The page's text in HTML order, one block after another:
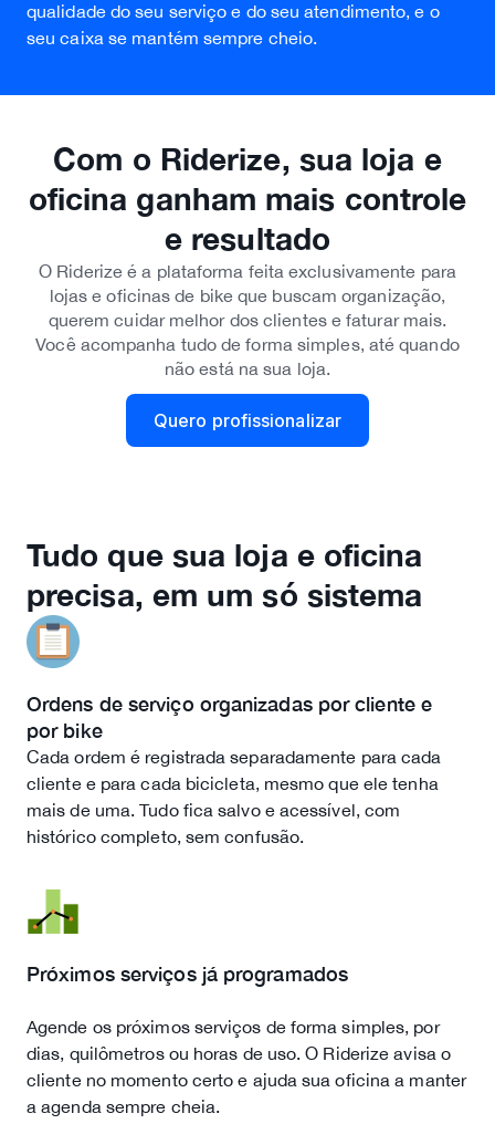
qualidade do seu serviço e do seu atendimento, e o
seu caixa se mantém sempre cheio.
Com o Riderize, sua loja e
oficina ganham mais controle
e resultado
O Riderize é a plataforma feita exclusivamente para
lojas e oficinas de bike que buscam organização,
querem cuidar melhor dos clientes e faturar mais.
Você acompanha tudo de forma simples, até quando
não está na sua loja.
Quero profissionalizar
Tudo que sua loja e oficina
precisa, em um só sistema
Ordens de serviço organizadas por cliente e
por bike
Cada ordem é registrada separadamente para cada
cliente e para cada bicicleta, mesmo que ele tenha
mais de uma. Tudo fica salvo e acessível, com
histórico completo, sem confusão.
Próximos serviços já programados
Agende os próximos serviços de forma simples, por
dias, quilômetros ou horas de uso. O Riderize avisa o
cliente no momento certo e ajuda sua oficina a manter
a agenda sempre cheia.